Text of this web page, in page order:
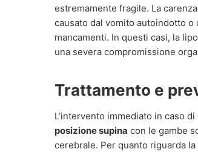
estremamente fragile. La
causato dal vomito autoindotto o
mancamenti. In questi casi, la
una severa compromissione
Trattamento e
L’intervento immediato in caso
posizione supina con le gambe
cerebrale. Per quanto riguarda